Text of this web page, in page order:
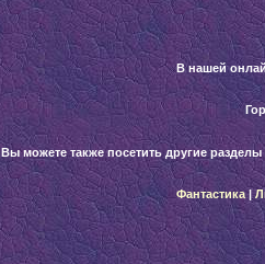
В нашей
Вы можете также посетить другие
Фантастика|